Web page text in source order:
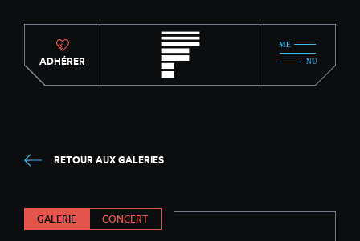
ADHÉRER
RETOUR AUX GALERIES
GALERIE CONCERT